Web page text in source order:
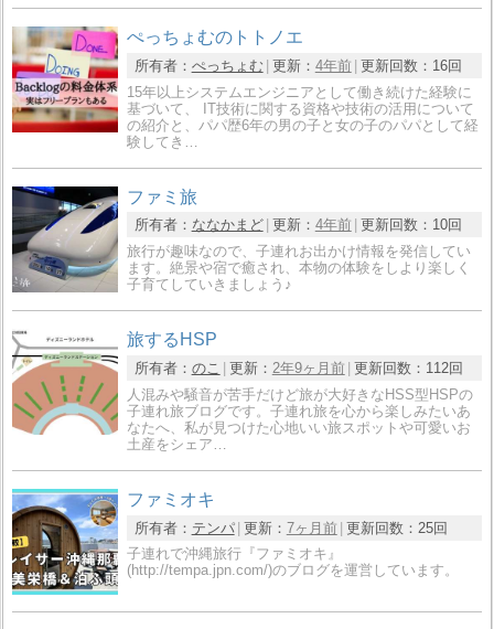
ぺっちょむのトトノエ
所有者： ぺっちょむ 更新： 4年前 更新回数： 16回
15年以上システムエンジニアとして働き続けた経験に
基づいて、 IT技術に関する資格や技術の活用について
の紹介と、パパ歴6年の男の子と女の子のパパとして経
験してき…
ファミ旅
所有者： ななかまど 更新： 4年前 更新回数： 10回
旅行が趣味なので、子連れお出かけ情報を発信してい
ます。絶景や宿で癒され、本物の体験をしより楽しく
子育てしていきましょう♪
旅するHSP
所有者： のこ 更新： 2年9ヶ月前 更新回数： 112回
人混みや騒音が苦手だけど旅が大好きなHSS型HSPの
子連れ旅ブログです。子連れ旅を心から楽しみたいあ
なたへ、私が見つけた心地いい旅スポットや可愛いお
土産をシェア…
ファミオキ
所有者： テンパ 更新： 7ヶ月前 更新回数： 25回
子連れで沖縄旅行『ファミオキ』
(http://tempa.jpn.com/)のブログを運営しています。